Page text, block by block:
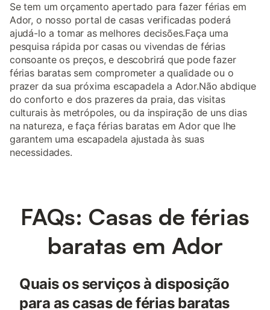
Se tem um orçamento apertado para fazer férias em
Ador, o nosso portal de casas verificadas poderá
ajudá-lo a tomar as melhores decisões.Faça uma
pesquisa rápida por casas ou vivendas de férias
consoante os preços, e descobrirá que pode fazer
férias baratas sem comprometer a qualidade ou o
prazer da sua próxima escapadela a Ador.Não abdique
do conforto e dos prazeres da praia, das visitas
culturais às metrópoles, ou da inspiração de uns dias
na natureza, e faça férias baratas em Ador que lhe
garantem uma escapadela ajustada às suas
necessidades.
FAQs: Casas de férias
baratas em Ador
Quais os serviços à disposição
para as casas de férias baratas